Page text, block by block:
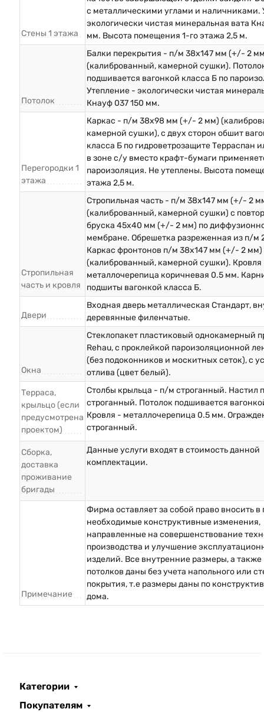
Стены 1 этажа
с металлическими углами и наличниками.
экологически чистая минеральная вата
мм. Высота помещения 1-го этажа 2,5 м.
Потолок
Балки перекрытия - п/м 38х147 мм (+/- 2
(калиброванный, камерной сушки).
подшивается вагонкой класса Б по
Утепление - экологически чистая
Кнауф 037 150 мм.
Перегородки 1
этажа
Каркас - п/м 38х98 мм (+/- 2 мм)
камерной сушки), с двух сторон обшит
класса Б по гидроветрозащите Терраспан
в зоне с/у вместо крафт-бумаги
пароизоляция. Не утеплены. Высота
этажа 2,5 м.
Стропильная
часть и кровля
Стропильная часть - п/м 38х147 мм (+/- 2
(калиброванный, камерной сушки) с
бруска 45х40 мм (+/- 2 мм) по
мембране. Обрешетка разреженная из п/м
Каркас фронтонов п/м 38х147 мм (+/- 2 мм)
(калиброванный, камерной сушки). Кровля
металлочерепица коричневая 0.5 мм.
подшиты вагонкой класса Б.
Двери
Входная дверь металлическая Стандарт,
деревянные филенчатые.
Окна
Стеклопакет пластиковый однокамерный
Rehau, с проклейкой пароизоляционной
(без подоконников и москитных сеток), с
отлива (цвет белый).
Терраса,
крыльцо (если
предусмотрена
проектом)
Столбы крыльца - п/м строганный. Настил
строганный. Потолок подшивается
Кровля - металлочерепица 0.5 мм.
строганный.
Сборка,
доставка
проживание
бригады
Данные услуги входят в стоимость данной
комплектации.
Примечание
Фирма оставляет за собой право вносить в
необходимые конструктивные изменения,
направленные на совершенствование
производства и улучшение
изделий. Все внутренние размеры, а также
потолков даны без учета напольного или
покрытия, т.е размеры даны по
дома.
Категории
Покупателям